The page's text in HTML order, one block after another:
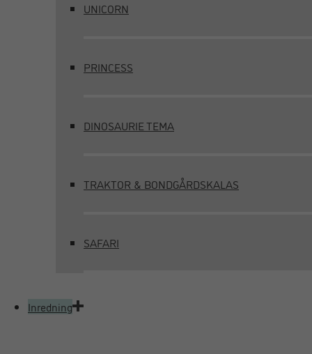
UNICORN
PRINCESS
DINOSAURIE TEMA
TRAKTOR & BONDGÅRDSKALAS
SAFARI
Inredning